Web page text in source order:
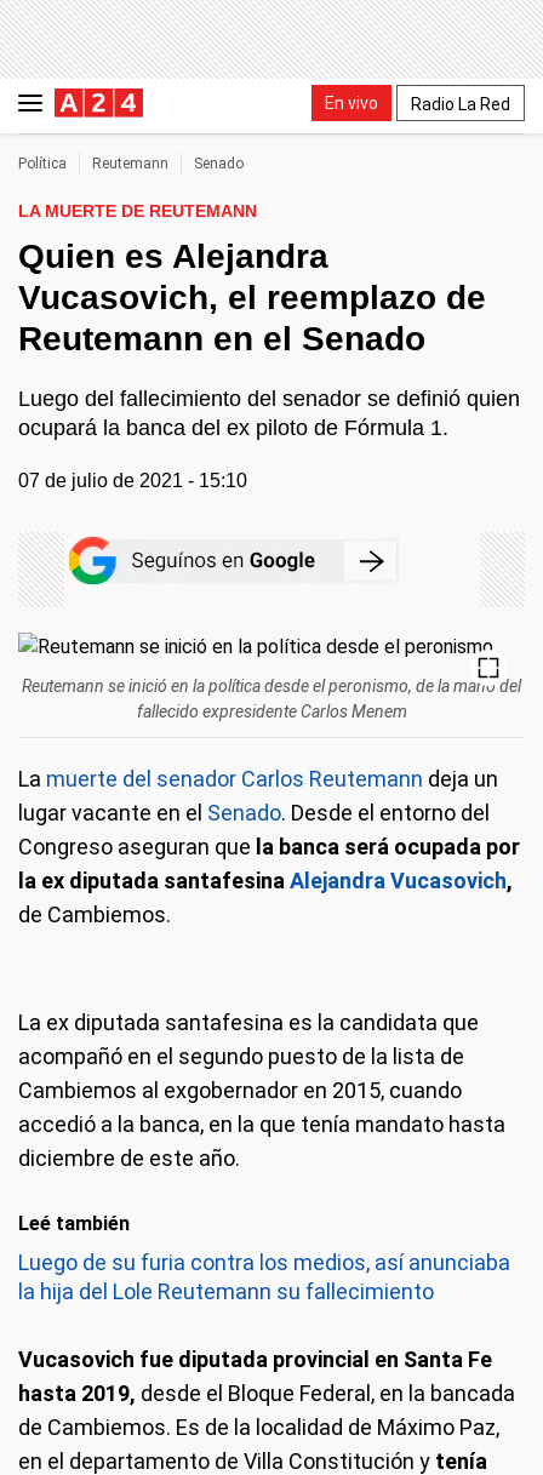
En vivo Radio La Red
Política Reutemann Senado
LA MUERTE DE REUTEMANN
Quien es Alejandra
Vucasovich, el reemplazo de
Reutemann en el Senado
Luego del fallecimiento del senador se definió quien
ocupará la banca del ex piloto de Fórmula 1.
07 de julio de 2021 - 15:10
Reutemann se inició en la política desde el peronismo, de la mano del
fallecido expresidente Carlos Menem
La muerte del senador Carlos Reutemann deja un
lugar vacante en el Senado. Desde el entorno del
Congreso aseguran que la banca será ocupada por
la ex diputada santafesina Alejandra Vucasovich,
de Cambiemos.
La ex diputada santafesina es la candidata que
acompañó en el segundo puesto de la lista de
Cambiemos al exgobernador en 2015, cuando
accedió a la banca, en la que tenía mandato hasta
diciembre de este año.
Leé también
Luego de su furia contra los medios, así anunciaba
la hija del Lole Reutemann su fallecimiento
Vucasovich fue diputada provincial en Santa Fe
hasta 2019, desde el Bloque Federal, en la bancada
de Cambiemos. Es de la localidad de Máximo Paz,
en el departamento de Villa Constitución y tenía